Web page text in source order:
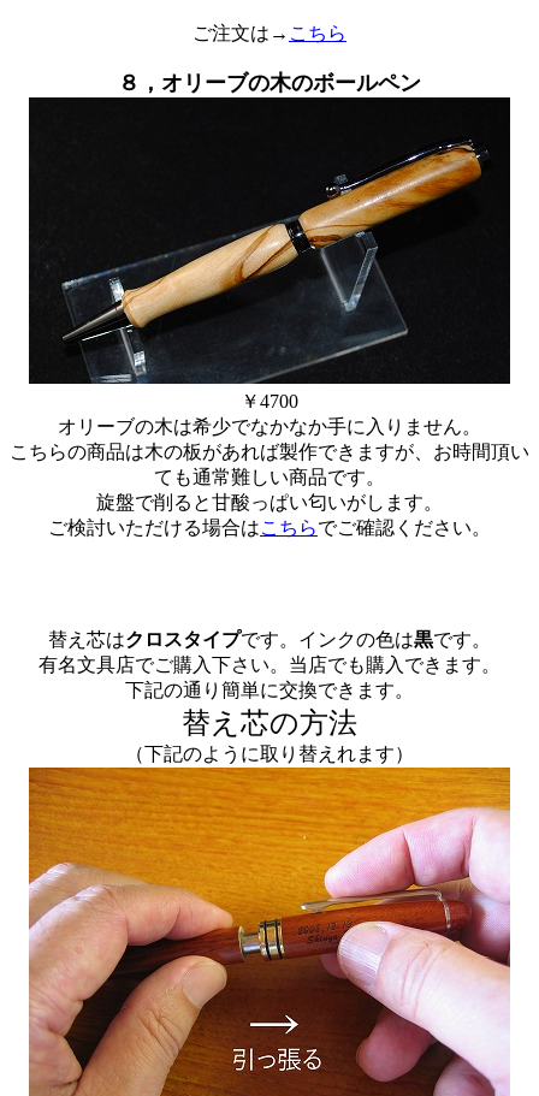
ご注文は→ こちら
８，オリーブの木のボールペン
￥4700
オリーブの木は希少でなかなか手に入りません。
こちらの商品は木の板があれば製作できますが、お時間頂い
ても通常難しい商品です。
旋盤で削ると甘酸っぱい匂いがします。
ご検討いただける場合はこちらでご確認ください。
替え芯はクロスタイプです。インクの色は黒です。
有名文具店でご購入下さい。当店でも購入できます。
下記の通り簡単に交換できます。
替え芯の方法
（下記のように取り替えれます）